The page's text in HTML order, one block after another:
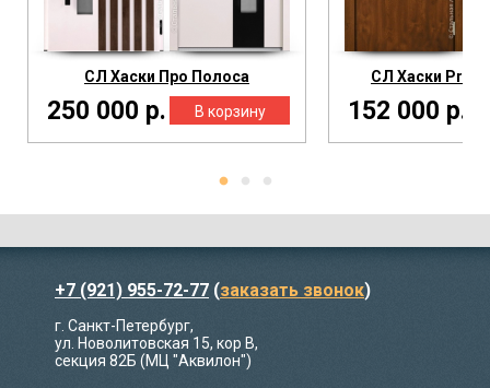
СЛ Хаски Про Полоса
250 000 р.
СЛ Хаски
152 000 р.
+7 (921) 955-72-77 (заказать звонок)
г. Санкт-Петербург,
ул. Новолитовская 15, кор В,
секция 82Б (МЦ "Аквилон")